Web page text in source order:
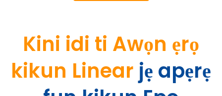
Kini idi ti Awọn ẹrọ
kikun Linear jẹ apẹrẹ